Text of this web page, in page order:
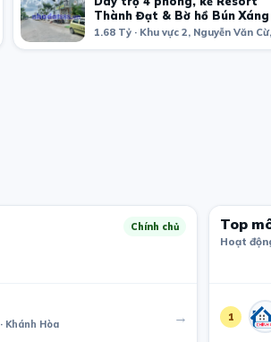
Thành Đạt & Bờ hồ Bún Xáng
Chính chủ
Khánh Hòa →
Top
Hoạt
1